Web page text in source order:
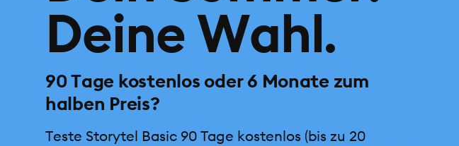
Deine Wahl.
90 Tage kostenlos oder 6 Monate zum
halben Preis?
Teste Storytel Basic 90 Tage kostenlos (bis zu 20